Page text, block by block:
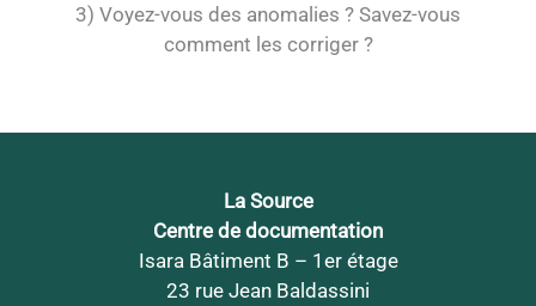
3) Voyez-vous des anomalies ? Savez-vous
comment les corriger ?
La Source
Centre de documentation
Isara Bâtiment B – 1er étage
23 rue Jean Baldassini